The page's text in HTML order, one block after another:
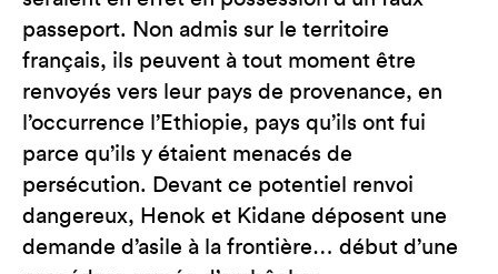
passeport. Non admis sur le territoire
français, ils peuvent à tout moment être
renvoyés vers leur pays de provenance, en
l’occurrence l’Ethiopie, pays qu’ils ont fui
parce qu’ils y étaient menacés de
persécution. Devant ce potentiel renvoi
dangereux, Henok et Kidane déposent une
demande d’asile à la frontière… début d’une